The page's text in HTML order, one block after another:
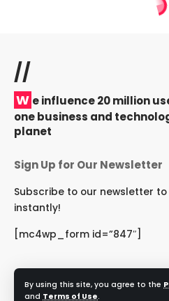
By using this site, you agree to the
and Terms of Use.
//
W e influence 20 million
one business and
planet
Sign Up for Our Newsletter
Subscribe to our newsletter
instantly!
[mc4wp_form id=”847″]